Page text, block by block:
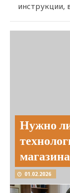
инструкции,
Нужно
магазина
01.02.2026